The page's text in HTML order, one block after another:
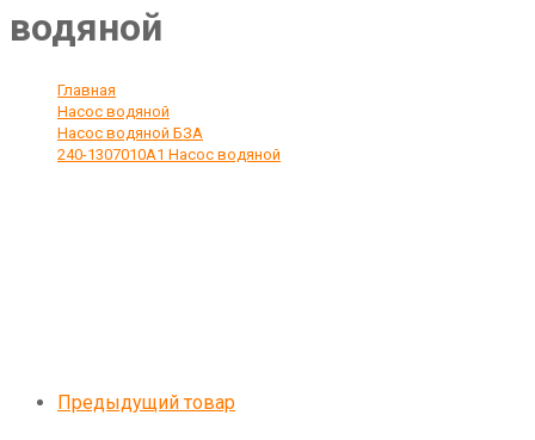
водяной
Главная
Насос водяной
Насос водяной БЗА
240-1307010А1 Насос водяной
Предыдущий товар